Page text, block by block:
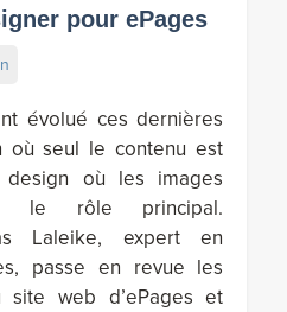
pour ePages
évolué ces dernières
où seul le contenu est
design où les images
le rôle principal.
Laleike, expert en
passe en revue les
web d’ePages et